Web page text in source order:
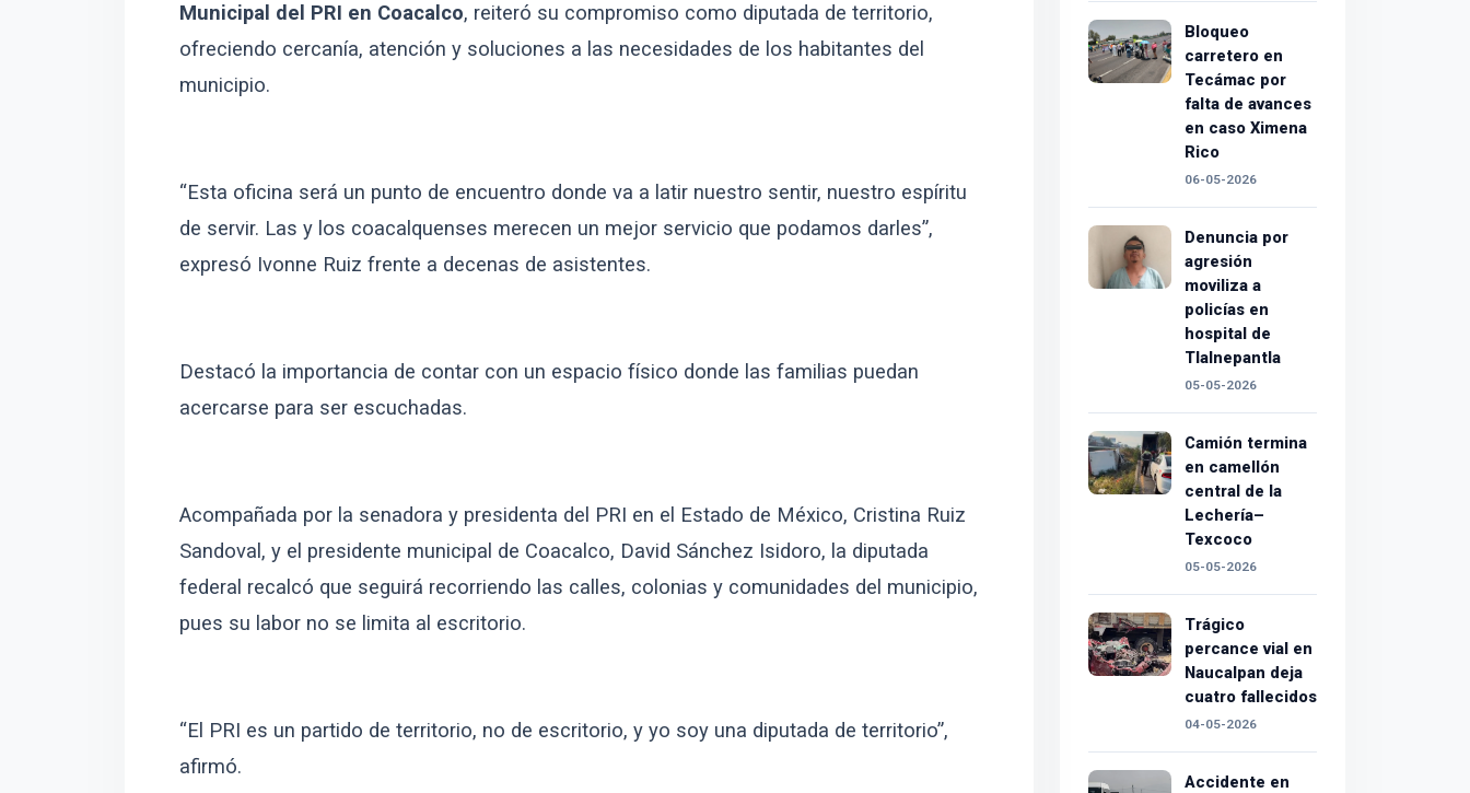
Municipal del PRI en Coacalco, reiteró su compromiso como diputada de territorio,
ofreciendo cercanía, atención y soluciones a las necesidades de los habitantes del
municipio.
“Esta oficina será un punto de encuentro donde va a latir nuestro sentir, nuestro espíritu
de servir. Las y los coacalquenses merecen un mejor servicio que podamos darles”,
expresó Ivonne Ruiz frente a decenas de asistentes.
Destacó la importancia de contar con un espacio físico donde las familias puedan
acercarse para ser escuchadas.
Acompañada por la senadora y presidenta del PRI en el Estado de México, Cristina Ruiz
Sandoval, y el presidente municipal de Coacalco, David Sánchez Isidoro, la diputada
federal recalcó que seguirá recorriendo las calles, colonias y comunidades del municipio,
pues su labor no se limita al escritorio.
“El PRI es un partido de territorio, no de escritorio, y yo soy una diputada de territorio”,
afirmó.
Bloqueo
carretero en
Tecámac por
falta de avances
en caso Ximena
Rico
06-05-2026
Denuncia por
agresión
moviliza a
policías en
hospital de
Tlalnepantla
05-05-2026
Camión termina
en camellón
central de la
Lechería–
Texcoco
05-05-2026
Trágico
percance vial en
Naucalpan deja
cuatro fallecidos
04-05-2026
Accidente en